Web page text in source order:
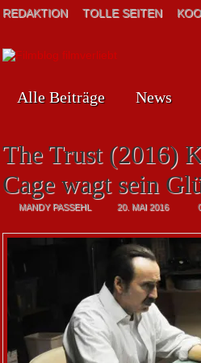
REDAKTION TOLLE SEITEN
Alle Beiträge News
The Trust (2016)
Cage wagt sein
MANDY PASSEHL 20. MAI 2016